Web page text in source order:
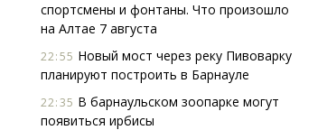
спортсмены и фонтаны. Что произошло
на Алтае 7 августа
22:55 Новый мост через реку Пивоварку
планируют построить в Барнауле
22:35 В барнаульском зоопарке могут
появиться ирбисы